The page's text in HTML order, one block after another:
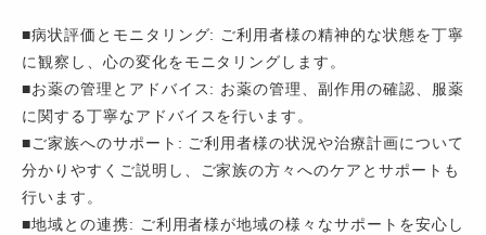
■病状評価とモニタリング: ご利用者様の精神的な状態を丁寧
に観察し、心の変化をモニタリングします。
■お薬の管理とアドバイス: お薬の管理、副作用の確認、服薬
に関する丁寧なアドバイスを行います。
■ご家族へのサポート: ご利用者様の状況や治療計画について
分かりやすくご説明し、ご家族の方々へのケアとサポートも
行います。
■地域との連携: ご利用者様が地域の様々なサポートを安心し